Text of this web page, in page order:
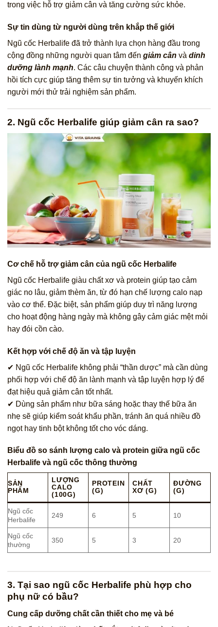
trong việc hỗ trợ giảm cân và tăng cường sức khỏe.
Sự tin dùng từ người dùng trên khắp thế giới
Ngũ cốc Herbalife đã trở thành lựa chọn hàng đầu trong
cộng đồng những người quan tâm đến giảm cân và dinh
dưỡng lành mạnh. Các câu chuyện thành công và phản
hồi tích cực giúp tăng thêm sự tin tưởng và khuyến khích
người mới thử trải nghiệm sản phẩm.
2. Ngũ cốc Herbalife giúp giảm cân ra sao?
Cơ chế hỗ trợ giảm cân của ngũ cốc Herbalife
Ngũ cốc Herbalife giàu chất xơ và protein giúp tạo cảm
giác no lâu, giảm thèm ăn, từ đó hạn chế lượng calo nạp
vào cơ thể. Đặc biệt, sản phẩm giúp duy trì năng lượng
cho hoạt động hàng ngày mà không gây cảm giác mệt mỏi
hay đói cồn cào.
Kết hợp với chế độ ăn và tập luyện
✔ Ngũ cốc Herbalife không phải “thần dược” mà cần dùng
phối hợp với chế độ ăn lành mạnh và tập luyện hợp lý để
đạt hiệu quả giảm cân tốt nhất.
✔ Dùng sản phẩm như bữa sáng hoặc thay thế bữa ăn
nhẹ sẽ giúp kiểm soát khẩu phần, tránh ăn quá nhiều đồ
ngọt hay tinh bột không tốt cho vóc dáng.
Biểu đồ so sánh lượng calo và protein giữa ngũ cốc
Herbalife và ngũ cốc thông thường
SẢN
PHẨM
LƯỢNG
CALO
(100G)
PROTEIN
(G)
CHẤT
XƠ (G)
ĐƯỜNG
(G)
Ngũ cốc
Herbalife
249 6 5 10
Ngũ cốc
thường
350 5 3 20
3. Tại sao ngũ cốc Herbalife phù hợp cho
phụ nữ có bầu?
Cung cấp dưỡng chất cần thiết cho mẹ và bé